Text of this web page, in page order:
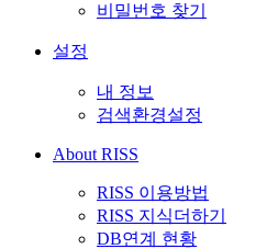
비밀번호 찾기
설정
내 정보
검색환경설정
About RISS
RISS 이용방법
RISS 지식더하기
DB연계 현황